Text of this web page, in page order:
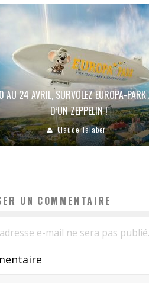
AU 24 AVRIL, SURVOLEZ EUROPA-
D’UN ZEPPELIN !
Claude Talaber
UN COMMENTAIRE
e-mail ne sera pas publié.